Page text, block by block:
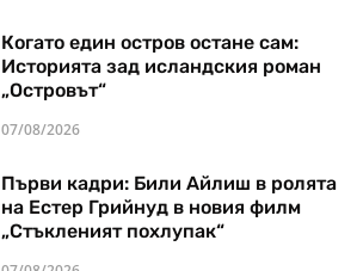
Когато един остров остане сам:
Историята зад исландския роман
„Островът“
07/08/2026
Първи кадри: Били Айлиш в ролята
на Естер Грийнуд в новия филм
„Стъкленият похлупак“